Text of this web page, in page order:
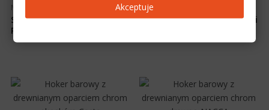
MEBLE ŁAZIENKOWE
Szafka Do Łazienki Duży
Regał Łazienkowy 50 Cm
MONIKA 4D50
MEBLE ŁAZIENKOWE
Szafka Komoda Do Łazienki
ANNA KS50
Akceptuje